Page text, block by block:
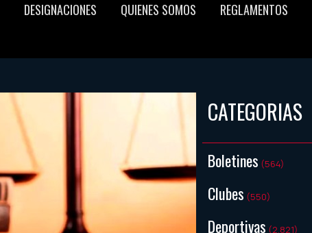
DESIGNACIONES QUIENES SOMOS REGLAMENTOS
CATEGORIAS
Boletines (564)
Clubes (550)
Deportivas (2.821)